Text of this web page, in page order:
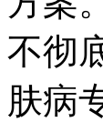
不彻
肤病